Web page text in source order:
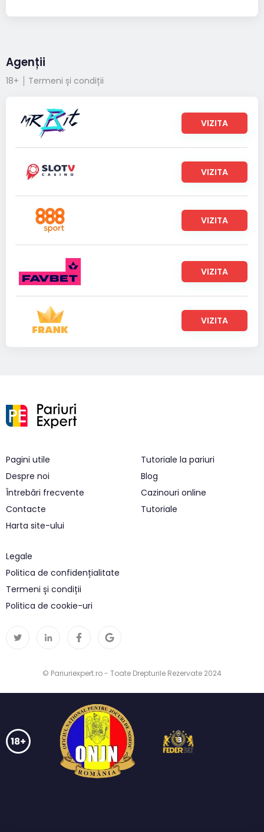
Agenții
18+ Termeni și condiții
VIZITA
VIZITA
VIZITA
VIZITA
VIZITA
Pagini utile
Despre noi
Întrebări frecvente
Contacte
Harta site-ului
Tutoriale la pariuri
Blog
Cazinouri online
Tutoriale
Legale
Politica de confidențialitate
Termeni și condiții
Politica de cookie-uri
© Pariuriexpert.ro - Toate Drepturile Rezervate 2024